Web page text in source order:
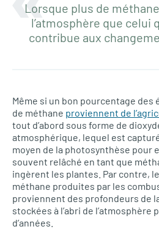
Lorsque plus de
l’atmosphère que celui
contribue aux
Même si un bon pourcentage
de méthane proviennent de
tout d’abord sous forme de
atmosphérique, lequel est
moyen de la photosynthèse pour
souvent relâché en tant que
ingèrent les plantes. Par contre,
méthane produites par les
proviennent des profondeurs de
stockées à l’abri de l’atmosphère
d’années.